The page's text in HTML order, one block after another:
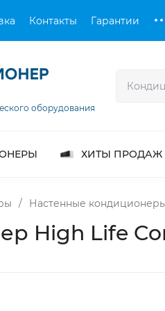
Контакты Гарантии
оборудования
ХИТЫ ПРОДАЖ
/ Настенные
High Life